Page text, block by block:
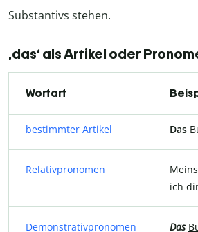
Substantivs stehen.
‚das‘ als Artikel oder
Wortart
bestimmter Artikel Das
Relativpronomen
ich
Demonstrativpronomen Das